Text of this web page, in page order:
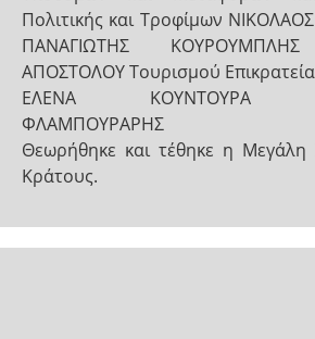
Πολιτικής και Τροφίμων
ΠΑΝΑΓΙΩΤΗΣ ΚΟΥΡΟΥΜΠΛΗΣ
ΑΠΟΣΤΟΛΟΥ Τουρισμού
ΕΛΕΝΑ ΚΟΥΝΤΟΥΡΑ
ΦΛΑΜΠΟΥΡΑΡΗΣ
Θεωρήθηκε και τέθηκε η Μεγάλη
Κράτους.